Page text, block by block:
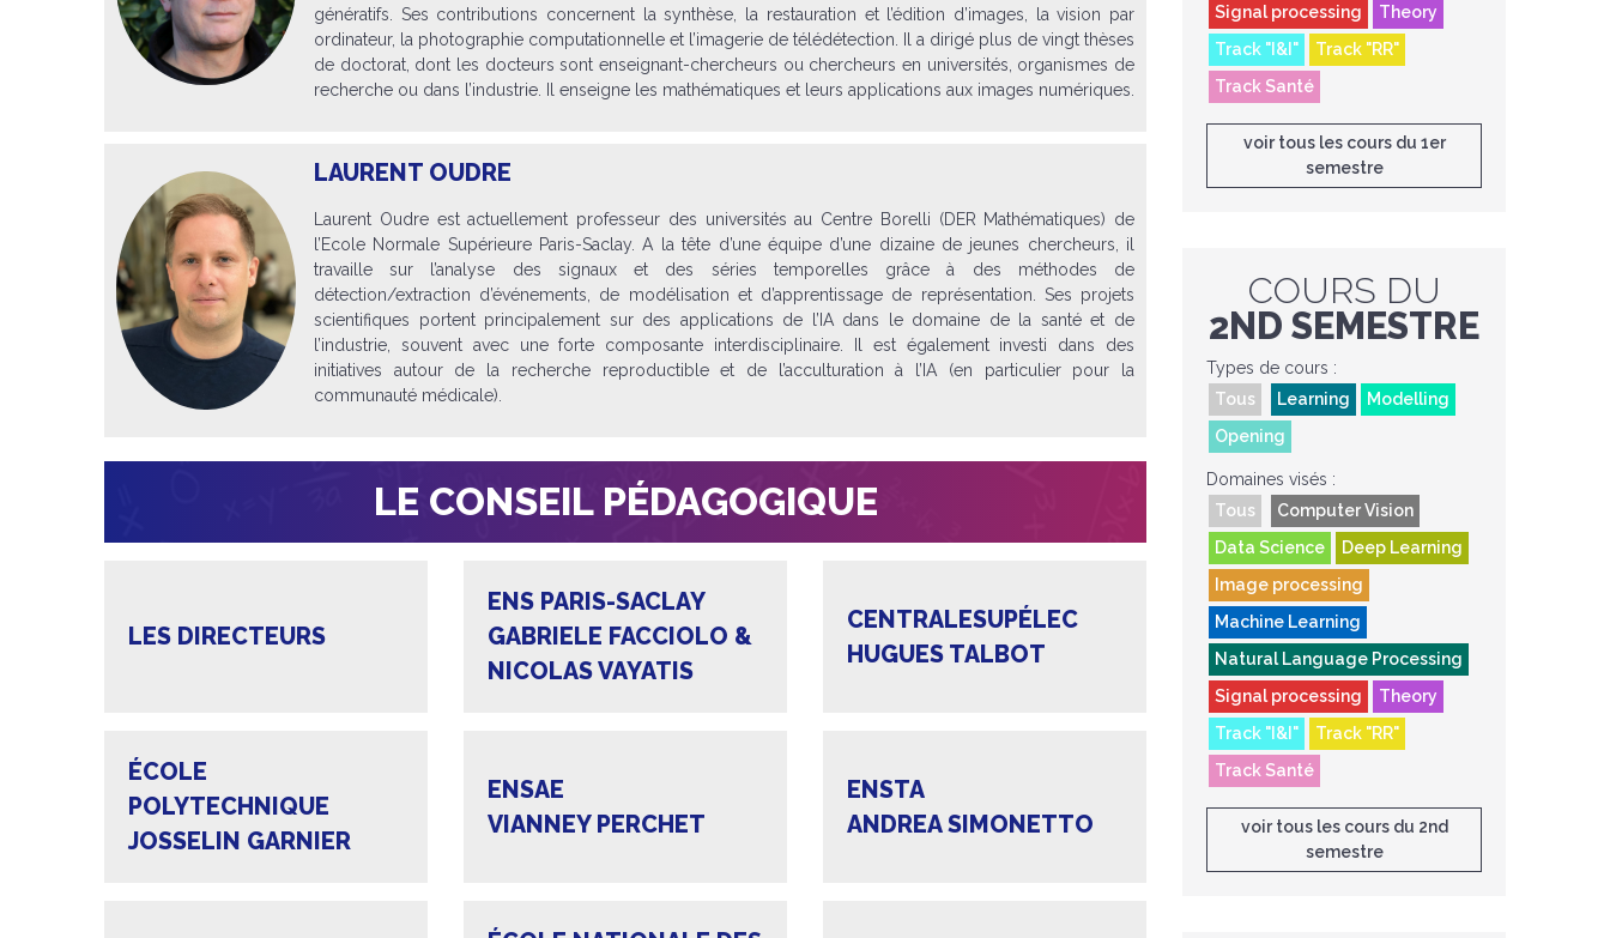
génératifs. Ses contributions concernent la synthèse, la restauration et l’édition d’images, la vision par
ordinateur, la photographie computationnelle et l’imagerie de télédétection. Il a dirigé plus de vingt thèses
de doctorat, dont les docteurs sont enseignant-chercheurs ou chercheurs en universités, organismes de
recherche ou dans l’industrie. Il enseigne les mathématiques et leurs applications aux images numériques.
LAURENT OUDRE
Laurent Oudre est actuellement professeur des universités au Centre Borelli (DER Mathématiques) de
l’Ecole Normale Supérieure Paris-Saclay. A la tête d’une équipe d’une dizaine de jeunes chercheurs, il
travaille sur l’analyse des signaux et des séries temporelles grâce à des méthodes de
détection/extraction d’événements, de modélisation et d’apprentissage de représentation. Ses projets
scientifiques portent principalement sur des applications de l’IA dans le domaine de la santé et de
l’industrie, souvent avec une forte composante interdisciplinaire. Il est également investi dans des
initiatives autour de la recherche reproductible et de l’acculturation à l’IA (en particulier pour la
communauté médicale).
LE CONSEIL PÉDAGOGIQUE
LES DIRECTEURS
ENS PARIS-SACLAY
GABRIELE FACCIOLO &
NICOLAS VAYATIS
CENTRALESUPÉLEC
HUGUES TALBOT
ÉCOLE
POLYTECHNIQUE
JOSSELIN GARNIER
ENSAE
VIANNEY PERCHET
ENSTA
ANDREA SIMONETTO
Signal processing
Theory
Track "I&I"
Track "RR"
Track Santé
voir tous les cours du 1er
semestre
COURS DU
2ND SEMESTRE
Types de cours :
Tous
Learning
Modelling
Opening
Domaines visés :
Tous
Computer Vision
Data Science
Deep Learning
Image processing
Machine Learning
Natural Language Processing
Signal processing
Theory
Track "I&I"
Track "RR"
Track Santé
voir tous les cours du 2nd
semestre